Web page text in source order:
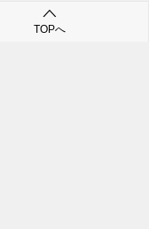
場・高齢社会の未来が
TOPへ